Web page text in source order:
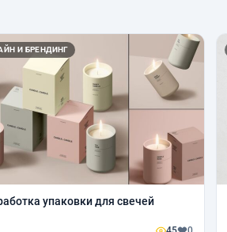
И БРЕНДИНГ
упаковки для свечей